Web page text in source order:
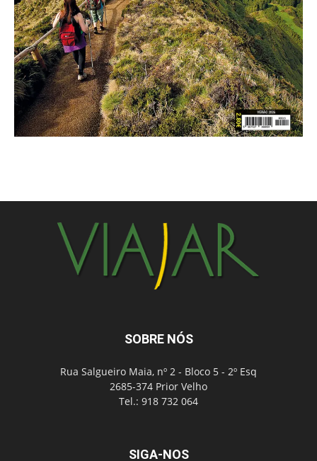
SOBRE NÓS
Rua Salgueiro Maia, nº 2 - Bloco 5 - 2º Esq
2685-374 Prior Velho
Tel.: 918 732 064
SIGA-NOS